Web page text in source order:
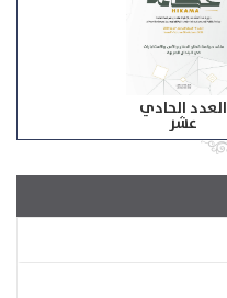
العدد الحادي
عشر